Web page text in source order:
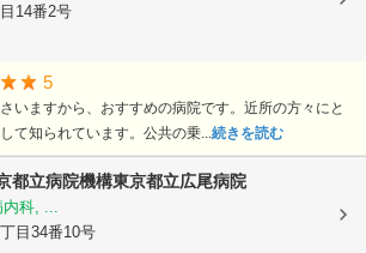
14番2号
5
いますから、おすすめの病院です。近所の方々にと
て知られています。公共の乗... 続きを読む
都立病院機構東京都立広尾病院
科, ...
目34番10号